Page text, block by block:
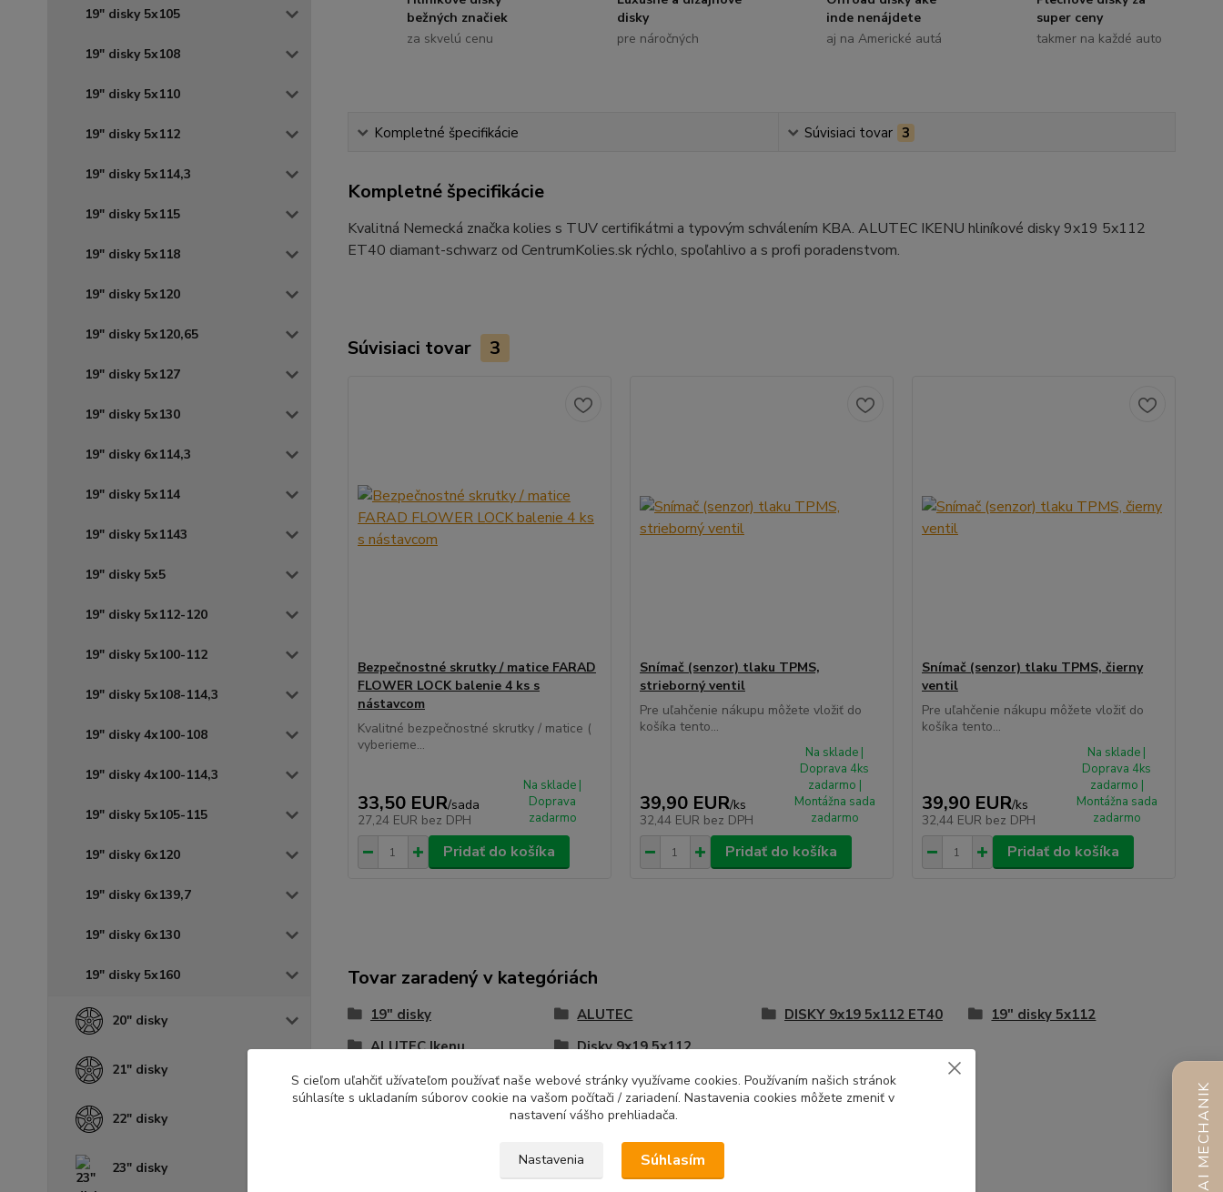
19" disky 5x105
19" disky 5x108
19" disky 5x110
19" disky 5x112
19" disky 5x114,3
19" disky 5x115
19" disky 5x118
19" disky 5x120
19" disky 5x120,65
19" disky 5x127
19" disky 5x130
19" disky 6x114,3
19" disky 5x114
19" disky 5x1143
19" disky 5x5
19" disky 5x112-120
19" disky 5x100-112
19" disky 5x108-114,3
19" disky 4x100-108
19" disky 4x100-114,3
19" disky 5x105-115
19" disky 6x120
19" disky 6x139,7
19" disky 6x130
19" disky 5x160
20" disky
21" disky
22" disky
23" disky
bežných značiek
za skvelú cenu
disky
pre náročných
inde nenájdete
aj na Americké autá
super ceny
takmer na každé auto
Kompletné špecifikácie Súvisiaci tovar 3
Kompletné špecifikácie
Kvalitná Nemecká značka kolies s TUV certifikátmi a typovým schválením KBA. ALUTEC IKENU hliníkové disky 9x19 5x112
ET40 diamant-schwarz od CentrumKolies.sk rýchlo, spoľahlivo a s profi poradenstvom.
Súvisiaci tovar 3
Bezpečnostné skrutky / matice FARAD
FLOWER LOCK balenie 4 ks s
nástavcom
Kvalitné bezpečnostné skrutky / matice (
vyberieme...
33,50 EUR/sada
27,24 EUR bez DPH
Na sklade |
Doprava
zadarmo
Pridať do košíka
Snímač (senzor) tlaku TPMS,
strieborný ventil
Pre uľahčenie nákupu môžete vložiť do
košíka tento...
39,90 EUR/ks
32,44 EUR bez DPH
Na sklade |
Doprava 4ks
zadarmo |
Montážna sada
zadarmo
Pridať do košíka
Snímač (senzor) tlaku TPMS, čierny
ventil
Pre uľahčenie nákupu môžete vložiť do
košíka tento...
39,90 EUR/ks
32,44 EUR bez DPH
Na sklade |
Doprava 4ks
zadarmo |
Montážna sada
zadarmo
Pridať do košíka
Tovar zaradený v kategóriách
19" disky ALUTEC DISKY 9x19 5x112 ET40
19" disky 5x112
ALUTEC Ikenu
Disky 9x19 5x112
AI MECHANIK
S cieľom uľahčiť užívateľom používať naše webové stránky využívame cookies. Používaním našich stránok
súhlasíte s ukladaním súborov cookie na vašom počítači / zariadení. Nastavenia cookies môžete zmeniť v
nastavení vášho prehliadača.
Nastavenia Súhlasím